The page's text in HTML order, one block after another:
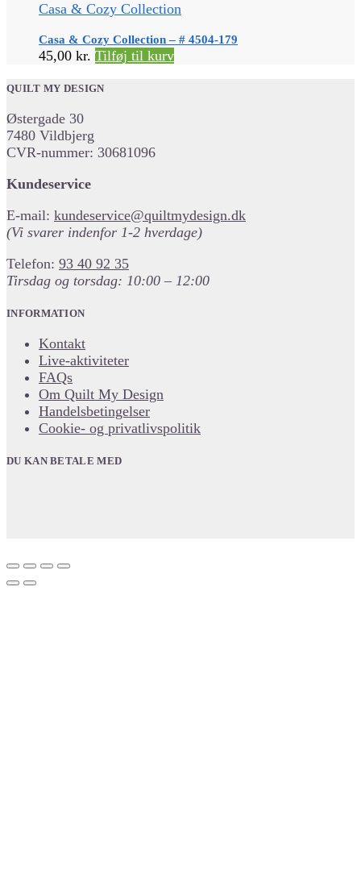
Casa & Cozy Collection
Casa & Cozy Collection – # 4504-179
45,00 kr. Tilføj til kurv
QUILT MY DESIGN
Østergade 30
7480 Vildbjerg
CVR-nummer: 30681096
Kundeservice
E-mail: kundeservice@quiltmydesign.dk
(Vi svarer indenfor 1-2 hverdage)
Telefon: 93 40 92 35
Tirsdag og torsdag: 10:00 – 12:00
INFORMATION
Kontakt
Live-aktiviteter
FAQs
Om Quilt My Design
Handelsbetingelser
Cookie- og privatlivspolitik
DU KAN BETALE MED